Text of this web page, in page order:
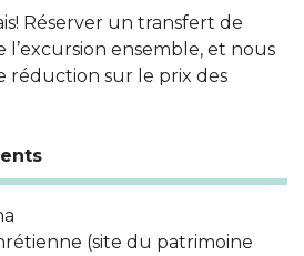
Réserver un transfert de
l’excursion ensemble, et nous
réduction sur le prix des
(site du patrimoine